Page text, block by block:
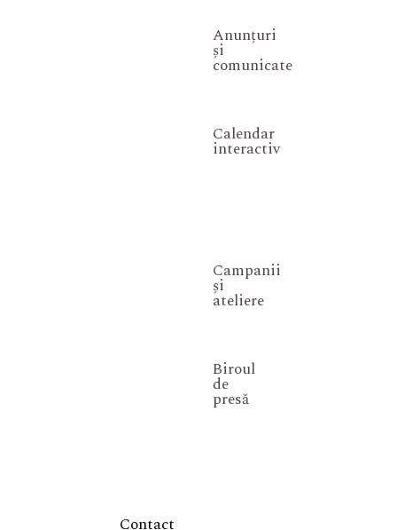
Anunțuri
și
comunicate
Calendar
interactiv
Campanii
și
ateliere
Biroul
de
presă
Contact